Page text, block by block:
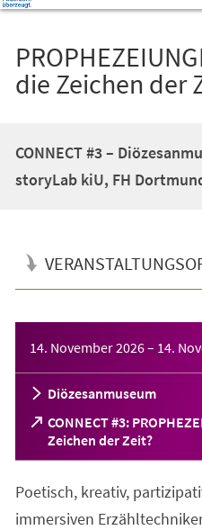
die Zeichen der
CONNECT #3 –
storyLab kiU, FH
14. November 2026– 14.
Diözesanmuseum
CONNECT #3:
Zeichen der Zeit?
(Öffnet
in
neuen
Poetisch, kreativ,
immersiven